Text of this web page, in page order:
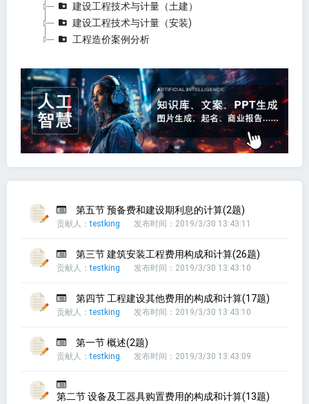
建设工程技术与计量（土建）
建设工程技术与计量（安装)
工程造价案例分析
第五节 预备费和建设期利息的计算(2题)
贡献人：testking 发布时间：2019/3/30 13:43:11
第三节 建筑安装工程费用构成和计算(26题)
贡献人：testking 发布时间：2019/3/30 13:43:10
第四节 工程建设其他费用的构成和计算(17题)
贡献人：testking 发布时间：2019/3/30 13:43:10
第一节 概述(2题)
贡献人：testking 发布时间：2019/3/30 13:43:09
第二节 设备及工器具购置费用的构成和计算(13题)